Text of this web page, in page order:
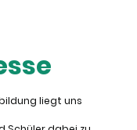
liegt uns